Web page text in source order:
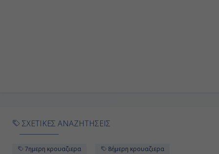
ΣΧΕΤΙΚΕΣ ΑΝΑΖΗΤΗΣΕΙΣ
7ημερη κρουαζιερα
8ήμερη κρουαζιερα